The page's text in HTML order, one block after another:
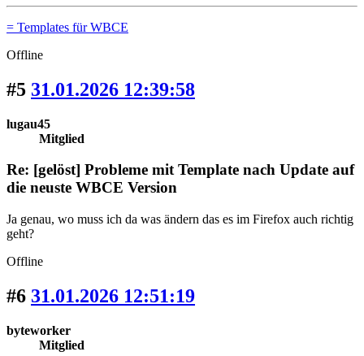
= Templates für WBCE
Offline
#5 31.01.2026 12:39:58
lugau45
Mitglied
Re: [gelöst] Probleme mit Template nach Update auf
die neuste WBCE Version
Ja genau, wo muss ich da was ändern das es im Firefox auch richtig
geht?
Offline
#6 31.01.2026 12:51:19
byteworker
Mitglied